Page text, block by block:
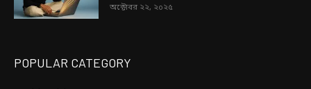
অক্টোবর ২২, ২০২৫
POPULAR CATEGORY